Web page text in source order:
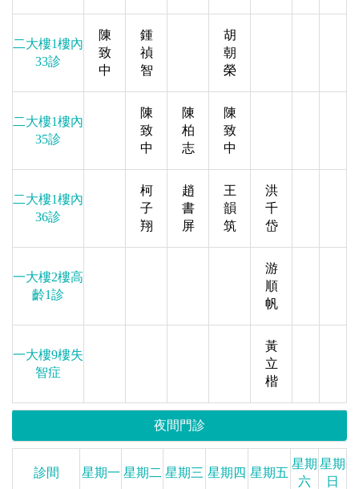
二大樓1樓內
33診
陳
致
中
鍾
禎
智
胡
朝
榮
二大樓1樓內
35診
陳
致
中
陳
柏
志
陳
致
中
二大樓1樓內
36診
柯
子
翔
趙
書
屏
王
韻
筑
洪
千
岱
一大樓2樓高
齡1診
游
順
帆
一大樓9樓失
智症
黃
立
楷
夜間門診
診間 星期一 星期二 星期三 星期四 星期五
星期
六
星期
日